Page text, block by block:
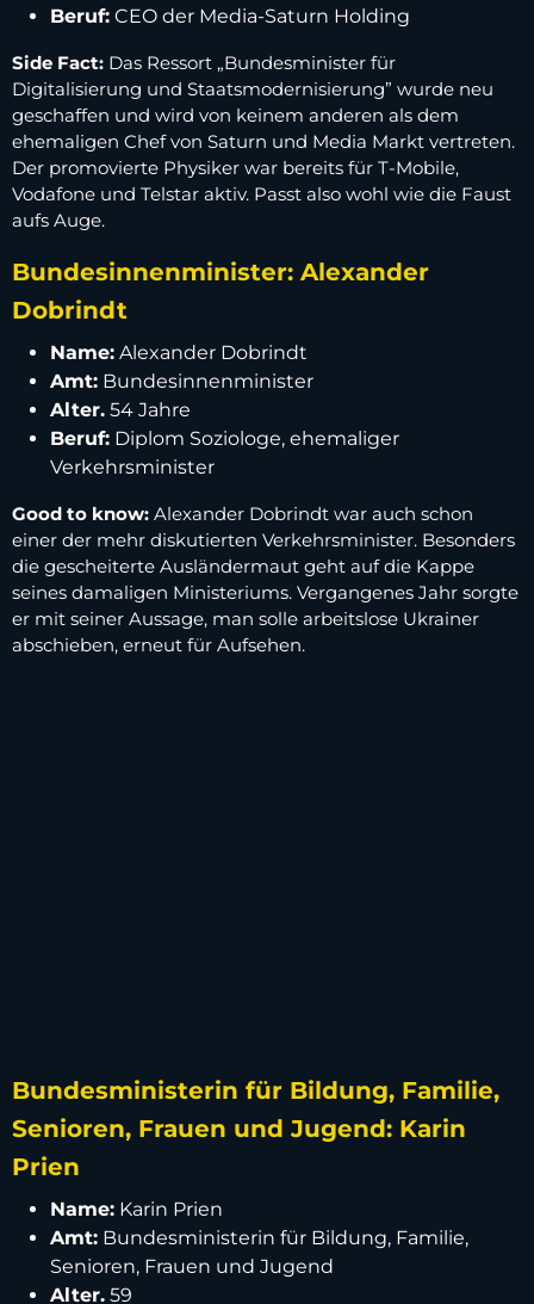
Beruf: CEO der Media-Saturn Holding
Side Fact: Das Ressort „Bundesminister für
Digitalisierung und Staatsmodernisierung” wurde neu
geschaffen und wird von keinem anderen als dem
ehemaligen Chef von Saturn und Media Markt vertreten.
Der promovierte Physiker war bereits für T-Mobile,
Vodafone und Telstar aktiv. Passt also wohl wie die Faust
aufs Auge.
Bundesinnenminister: Alexander
Dobrindt
Name: Alexander Dobrindt
Amt: Bundesinnenminister
Alter. 54 Jahre
Beruf: Diplom Soziologe, ehemaliger
Verkehrsminister
Good to know: Alexander Dobrindt war auch schon
einer der mehr diskutierten Verkehrsminister. Besonders
die gescheiterte Ausländermaut geht auf die Kappe
seines damaligen Ministeriums. Vergangenes Jahr sorgte
er mit seiner Aussage, man solle arbeitslose Ukrainer
abschieben, erneut für Aufsehen.
Bundesministerin für Bildung, Familie,
Senioren, Frauen und Jugend: Karin
Prien
Name: Karin Prien
Amt: Bundesministerin für Bildung, Familie,
Senioren, Frauen und Jugend
Alter. 59